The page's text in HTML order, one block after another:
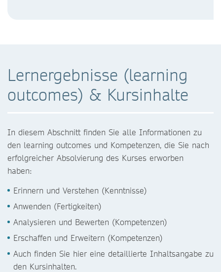
Lernergebnisse (learning
outcomes) & Kursinhalte
In diesem Abschnitt finden Sie alle Informationen zu
den learning outcomes und Kompetenzen, die Sie nach
erfolgreicher Absolvierung des Kurses erworben
haben:
Erinnern und Verstehen (Kenntnisse)
Anwenden (Fertigkeiten)
Analysieren und Bewerten (Kompetenzen)
Erschaffen und Erweitern (Kompetenzen)
Auch finden Sie hier eine detaillierte Inhaltsangabe zu
den Kursinhalten.